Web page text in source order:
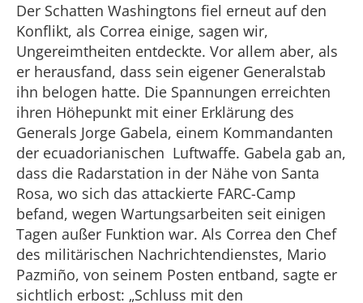
Der Schatten Washingtons fiel erneut auf den
Konflikt, als Correa einige, sagen wir,
Ungereimtheiten entdeckte. Vor allem aber, als
er herausfand, dass sein eigener Generalstab
ihn belogen hatte. Die Spannungen erreichten
ihren Höhepunkt mit einer Erklärung des
Generals Jorge Gabela, einem Kommandanten
der ecuadorianischen Luftwaffe. Gabela gab an,
dass die Radarstation in der Nähe von Santa
Rosa, wo sich das attackierte FARC-Camp
befand, wegen Wartungsarbeiten seit einigen
Tagen außer Funktion war. Als Correa den Chef
des militärischen Nachrichtendienstes, Mario
Pazmiño, von seinem Posten entband, sagte er
sichtlich erbost: „Schluss mit den